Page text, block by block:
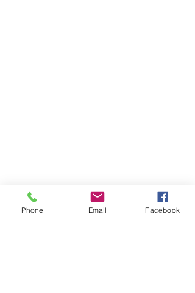
Phone Email Facebook